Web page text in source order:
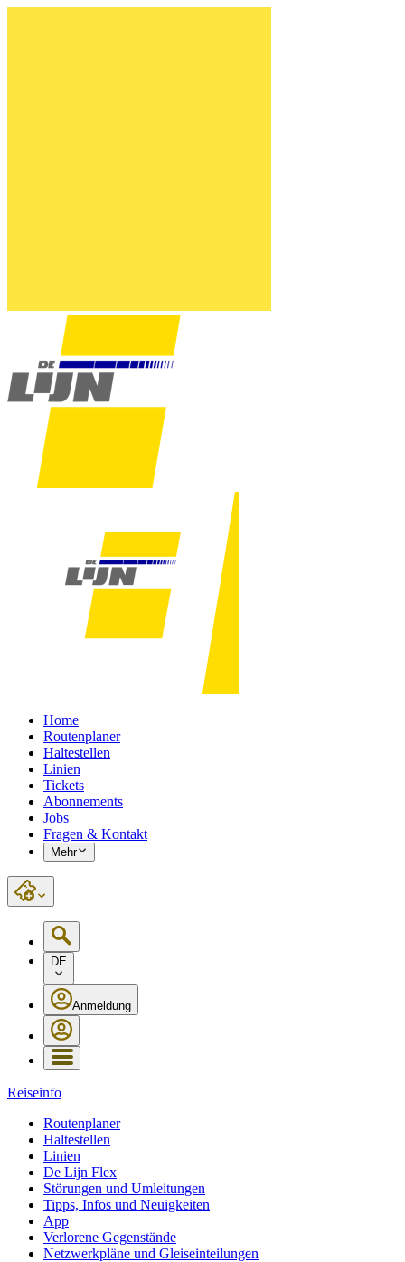
Home
Routenplaner
Haltestellen
Linien
Tickets
Abonnements
Jobs
Fragen & Kontakt
Mehr
DE
Anmeldung
Reiseinfo
Routenplaner
Haltestellen
Linien
De Lijn Flex
Störungen und Umleitungen
Tipps, Infos und Neuigkeiten
App
Verlorene Gegenstände
Netzwerkpläne und Gleiseinteilungen